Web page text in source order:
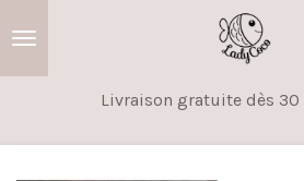
Livraison gratuite dès 30